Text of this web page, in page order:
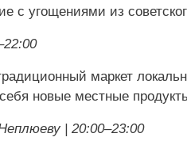
с угощениями из
маркет
новые местные
| 20:00–23:00